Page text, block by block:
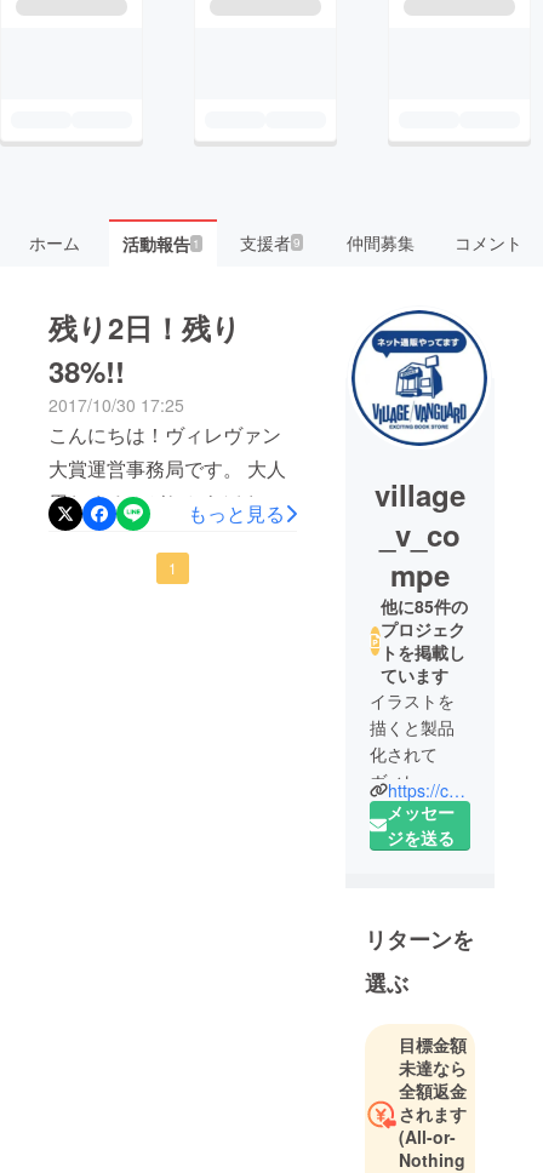
ホーム 活動報告1 支援者9 仲間募集 コメント
残り2日！残り
38%!!
2017/10/30 17:25
こんにちは！ヴィレヴァン
大賞運営事務局です。 大人
用おくるみがねとらぼさん
に取り上げられ話題にな
もっと見る
1
village
_v_co
mpe
他に85件の
プロジェク
トを掲載し
ています
イラストを
描くと製品
化されて
ヴィレッジ
ヴァンガー
ドで売られ
レッジヴァ
ンガード協
⼒による、
個⼈でも企
業でもグ
ループでも
応募可能な
無差別級の
企画コンペ
https://camp-fire.jp/pages/villagevanguard
メッセー
ジを送る
リターンを
選ぶ
目標金額
未達なら
全額返金
されます
(All-or-
Nothing